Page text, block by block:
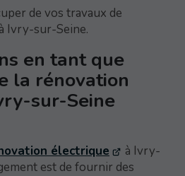
de vos travaux de
Ivry-sur-Seine.
en tant que
la rénovation
sur-Seine
électrique
à Ivry-
est de fournir des